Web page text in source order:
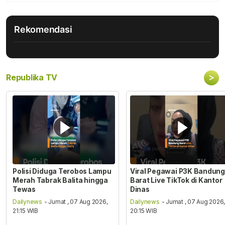
Rekomendasi
Republika TV >
Polisi Diduga Terobos Lampu
Merah Tabrak Balita hingga
Tewas
Dailynews - Jumat , 07 Aug 2026,
21:15 WIB
Viral Pegawai P3K Bandung
Barat Live TikTok di Kantor
Dinas
Dailynews - Jumat , 07 Aug 2026,
20:15 WIB